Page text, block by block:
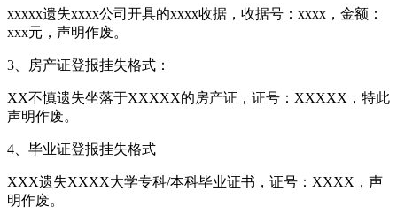
xxxxx遗失xxxx公司开具的xxxx收据，收据号：xxxx，金额：
xxx元，声明作废。
3、房产证登报挂失格式：
XX不慎遗失坐落于XXXXX的房产证，证号：XXXXX，特此
声明作废。
4、毕业证登报挂失格式
XXX遗失XXXX大学专科/本科毕业证书，证号：XXXX，声
明作废。